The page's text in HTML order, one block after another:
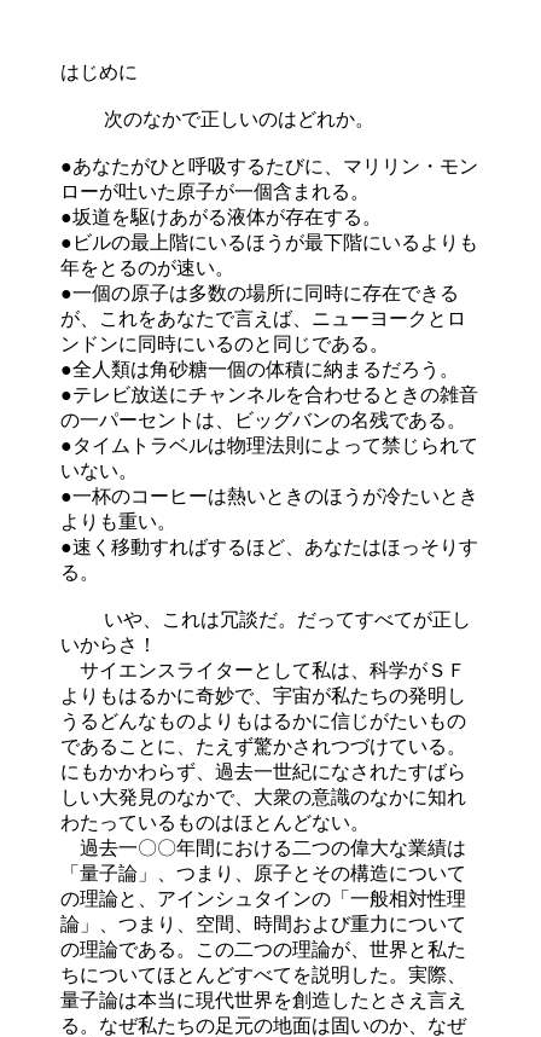
はじめに
次のなかで正しいのはどれか。
●あなたがひと呼吸するたびに、マリリン・モン
ローが吐いた原子が一個含まれる。
●坂道を駆けあがる液体が存在する。
●ビルの最上階にいるほうが最下階にいるよりも
年をとるのが速い。
●一個の原子は多数の場所に同時に存在できる
が、これをあなたで言えば、ニューヨークとロ
ンドンに同時にいるのと同じである。
●全人類は角砂糖一個の体積に納まるだろう。
●テレビ放送にチャンネルを合わせるときの雑音
の一パーセントは、ビッグバンの名残である。
●タイムトラベルは物理法則によって禁じられて
いない。
●一杯のコーヒーは熱いときのほうが冷たいとき
よりも重い。
●速く移動すればするほど、あなたはほっそりす
る。
いや、これは冗談だ。だってすべてが正し
いからさ！
サイエンスライターとして私は、科学がＳＦ
よりもはるかに奇妙で、宇宙が私たちの発明し
うるどんなものよりもはるかに信じがたいもの
であることに、たえず驚かされつづけている。
にもかかわらず、過去一世紀になされたすばら
しい大発見のなかで、大衆の意識のなかに知れ
わたっているものはほとんどない。
過去一〇〇年間における二つの偉大な業績は
「量子論」、つまり、原子とその構造について
の理論と、アインシュタインの「一般相対性理
論」、つまり、空間、時間および重力について
の理論である。この二つの理論が、世界と私た
ちについてほとんどすべてを説明した。実際、
量子論は本当に現代世界を創造したとさえ言え
る。なぜ私たちの足元の地面は固いのか、なぜ